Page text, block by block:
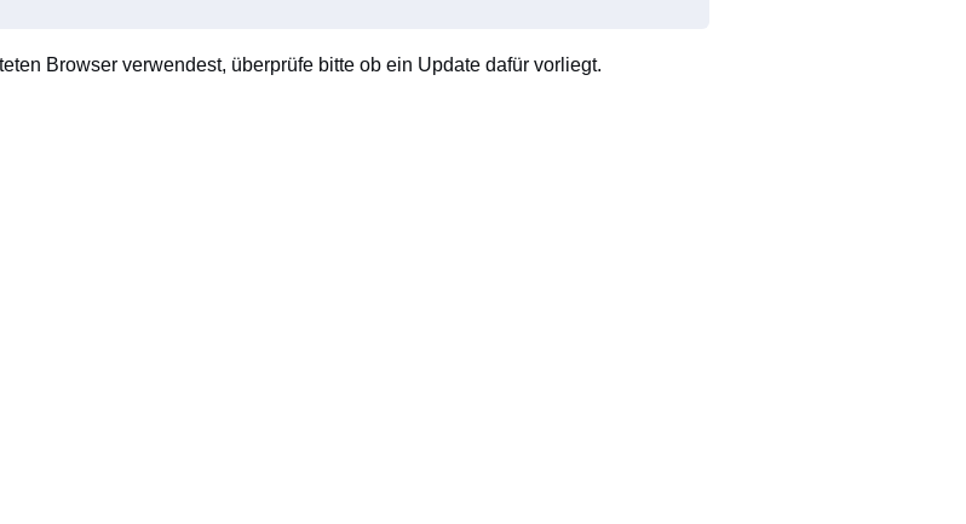
Browser verwendest, überprüfe bitte ob ein Update dafür vorliegt.